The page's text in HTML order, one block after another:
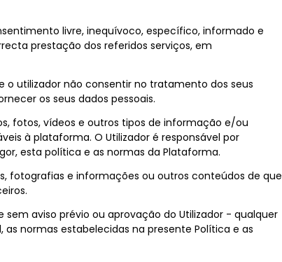
livre, inequívoco, específico, informado e
prestação dos referidos serviços, em
o utilizador não consentir no tratamento dos seus
os seus dados pessoais.
fotos, vídeos e outros tipos de informação e/ou
à plataforma. O Utilizador é responsável por
esta política e as normas da Plataforma.
fotografias e informações ou outros conteúdos de que
sem aviso prévio ou aprovação do Utilizador - qualquer
normas estabelecidas na presente Política e as